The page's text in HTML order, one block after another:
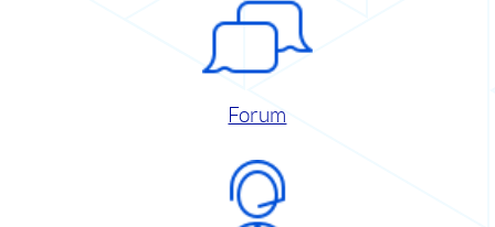
Forum